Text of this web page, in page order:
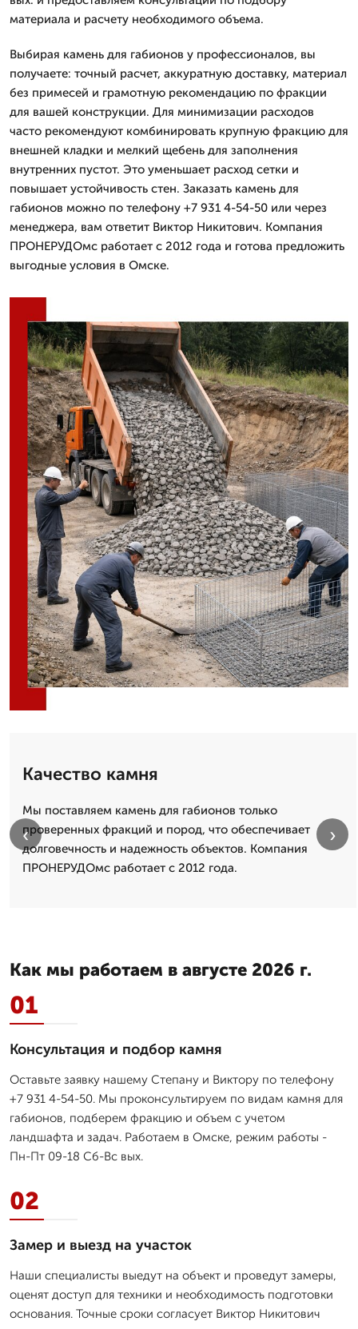
материала и расчету необходимого объема.
Выбирая камень для габионов у профессионалов, вы
получаете: точный расчет, аккуратную доставку, материал
без примесей и грамотную рекомендацию по фракции
для вашей конструкции. Для минимизации расходов
часто рекомендуют комбинировать крупную фракцию для
внешней кладки и мелкий щебень для заполнения
внутренних пустот. Это уменьшает расход сетки и
повышает устойчивость стен. Заказать камень для
габионов можно по телефону +7 931 4-54-50 или через
менеджера, вам ответит Виктор Никитович. Компания
ПРОНЕРУДОмс работает с 2012 года и готова предложить
выгодные условия в Омске.
Качество камня
Мы поставляем камень для габионов только
проверенных фракций и пород, что обеспечивает
долговечность и надежность объектов. Компания
ПРОНЕРУДОмс работает с 2012 года.
‹ ›
Как мы работаем в августе 2026 г.
01
Консультация и подбор камня
Оставьте заявку нашему Степану и Виктору по телефону
+7 931 4-54-50. Мы проконсультируем по видам камня для
габионов, подберем фракцию и объем с учетом
ландшафта и задач. Работаем в Омске, режим работы -
Пн-Пт 09-18 Сб-Вс вых.
02
Замер и выезд на участок
Наши специалисты выедут на объект и проведут замеры,
оценят доступ для техники и необходимость подготовки
основания. Точные сроки согласует Виктор Никитович